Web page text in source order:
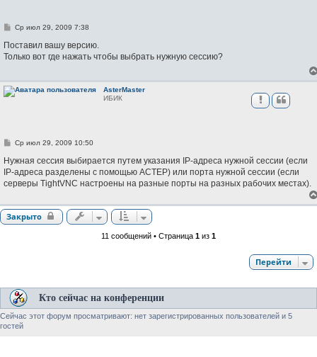
С
о
щ
и
е
Ср июл 29, 2009 7:38
Поставил вашу версию.
Только вот где нажать чтобы выбрать нужную сессию?
AsterMaster
ИБИК
С
о
б
щ
е
е
Ср июл 29, 2009 10:50
Нужная сессия выбирается путем указания IP-адреса нужной сессии (если
IP-адреса разделены с помощью АСТЕР) или порта нужной сессии (если
серверы TightVNC настроены на разные порты на разных рабочих местах).
Закрыто
11 сообщений • Страница 1 из 1
Перейти
Кто сейчас на конференции
Сейчас этот форум просматривают: нет зарегистрированных пользователей и 5
гостей